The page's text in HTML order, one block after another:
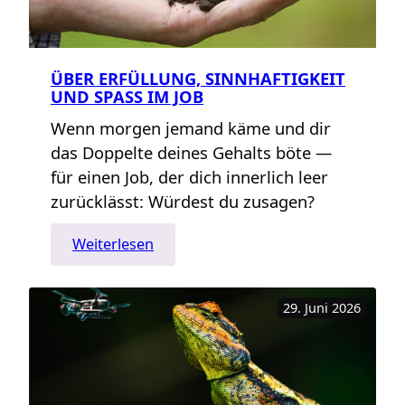
ÜBER ERFÜLLUNG, SINNHAFTIGKEIT
UND SPASS IM JOB
Wenn morgen jemand käme und dir
das Doppelte deines Gehalts böte —
für einen Job, der dich innerlich leer
zurücklässt: Würdest du zusagen?
Weiterlesen
Über
Erfüllung,
Sinnhaftigkeit
und
Spaß
29. Juni 2026